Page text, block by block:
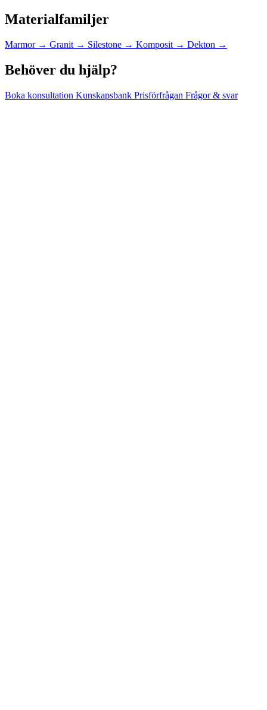
Materialfamiljer
Marmor → Granit → Silestone → Komposit → Dekton →
Behöver du hjälp?
Boka konsultation Kunskapsbank Prisförfrågan Frågor & svar